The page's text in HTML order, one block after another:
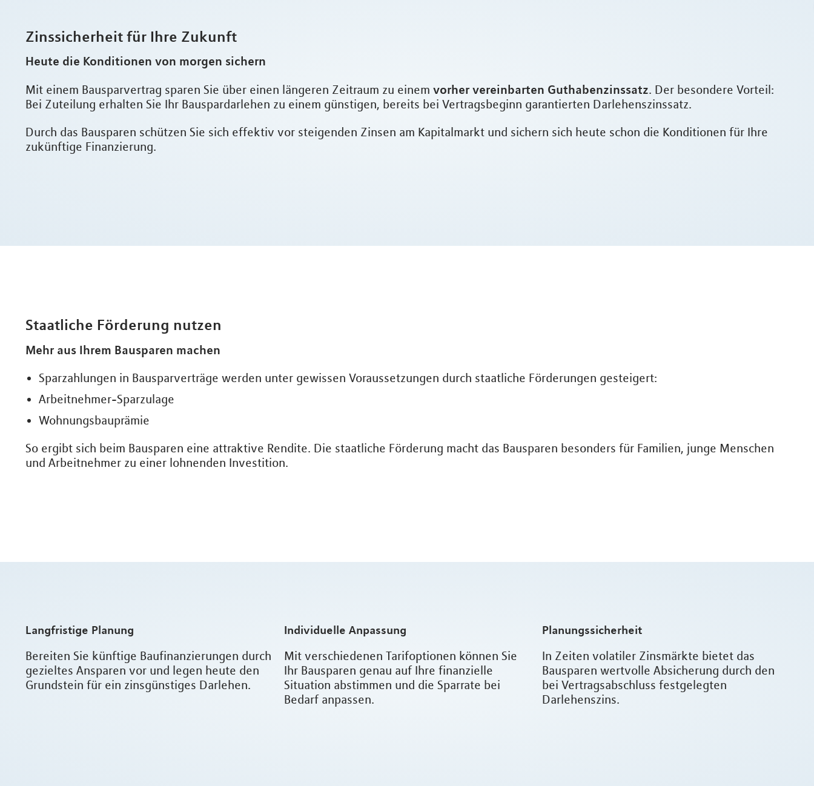
Zinssicherheit für Ihre Zukunft
Heute die Konditionen von morgen sichern
Mit einem Bausparvertrag sparen Sie über einen längeren Zeitraum zu einem vorher vereinbarten Guthabenzinssatz. Der besondere Vorteil:
Bei Zuteilung erhalten Sie Ihr Bauspardarlehen zu einem günstigen, bereits bei Vertragsbeginn garantierten Darlehenszinssatz.
Durch das Bausparen schützen Sie sich effektiv vor steigenden Zinsen am Kapitalmarkt und sichern sich heute schon die Konditionen für Ihre
zukünftige Finanzierung.
Staatliche Förderung nutzen
Mehr aus Ihrem Bausparen machen
Sparzahlungen in Bausparverträge werden unter gewissen Voraussetzungen durch staatliche Förderungen gesteigert:
Arbeitnehmer-Sparzulage
Wohnungsbauprämie
So ergibt sich beim Bausparen eine attraktive Rendite. Die staatliche Förderung macht das Bausparen besonders für Familien, junge Menschen
und Arbeitnehmer zu einer lohnenden Investition.
Langfristige Planung
Bereiten Sie künftige Baufinanzierungen durch
gezieltes Ansparen vor und legen heute den
Grundstein für ein zinsgünstiges Darlehen.
Individuelle Anpassung
Mit verschiedenen Tarifoptionen können Sie
Ihr Bausparen genau auf Ihre finanzielle
Situation abstimmen und die Sparrate bei
Bedarf anpassen.
Planungssicherheit
In Zeiten volatiler Zinsmärkte bietet das
Bausparen wertvolle Absicherung durch den
bei Vertragsabschluss festgelegten
Darlehenszins.